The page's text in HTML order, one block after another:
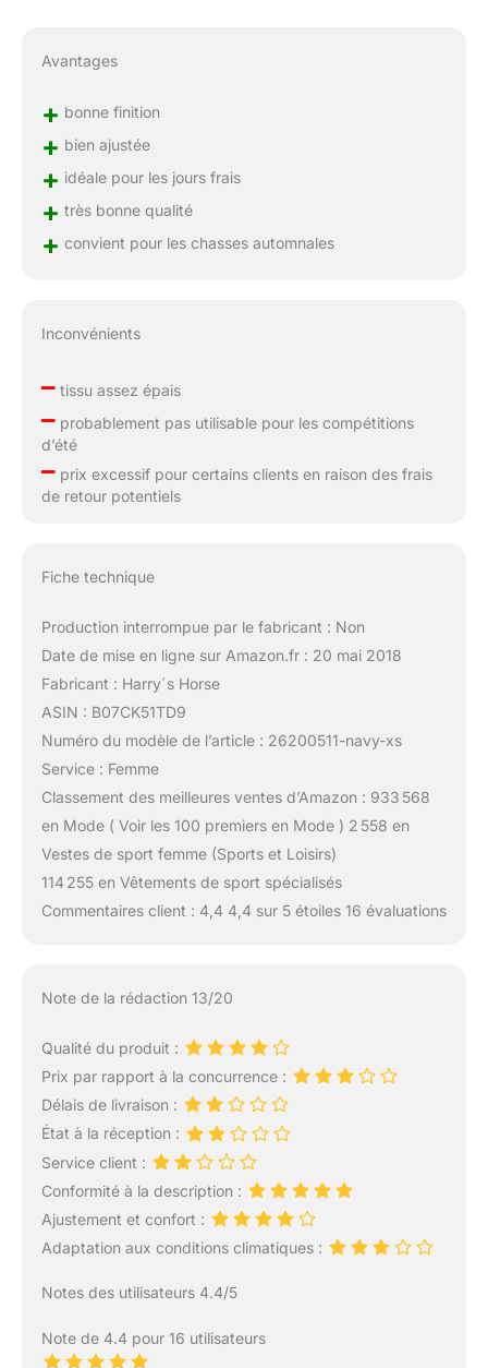
Avantages
+ bonne finition
+ bien ajustée
+ idéale pour les jours frais
+ très bonne qualité
+ convient pour les chasses automnales
Inconvénients
–tissu assez épais
–probablement pas utilisable pour les compétitions
d’été
–prix excessif pour certains clients en raison des frais
de retour potentiels
Fiche technique
Production interrompue par le fabricant : Non
Date de mise en ligne sur Amazon.fr : 20 mai 2018
Fabricant : Harry´s Horse
ASIN : B07CK51TD9
Numéro du modèle de l’article : 26200511-navy-xs
Service : Femme
Classement des meilleures ventes d’Amazon : 933 568
en Mode ( Voir les 100 premiers en Mode ) 2 558 en
Vestes de sport femme (Sports et Loisirs)
114 255 en Vêtements de sport spécialisés
Commentaires client : 4,4 4,4 sur 5 étoiles 16 évaluations
Note de la rédaction 13/20
Qualité du produit :
Prix par rapport à la concurrence :
Délais de livraison :
État à la réception :
Service client :
Conformité à la description :
Ajustement et confort :
Adaptation aux conditions climatiques :
Notes des utilisateurs 4.4/5
Note de 4.4 pour 16 utilisateurs